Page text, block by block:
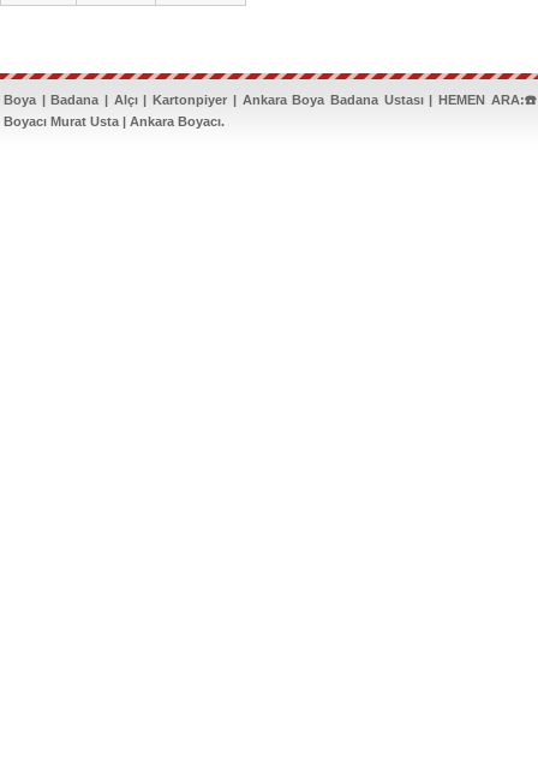
Boya | Badana | Alçı | Kartonpiyer | Ankara Boya Badana Ustası | HEMEN
Boyacı Murat Usta | Ankara Boyacı.